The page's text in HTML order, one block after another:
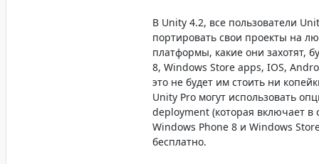
В Unity 4.2, все пользователи
портировать свои проекты на
платформы, какие они захотят,
8, Windows Store apps, IOS,
это не будет им стоить ни
Unity Pro могут использовать
deployment (которая включает
Windows Phone 8 и Windows
бесплатно.